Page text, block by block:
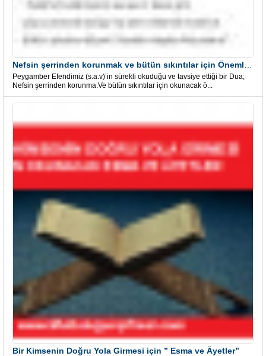
Peygamber Efendimiz (s.a.v)’in sürekli okuduğu ve tavsiye ettiği bir Dua;
Nefsin şerrinden korunma.Ve bütün sıkıntılar için okunacak ö...
Bir Kimsenin Doğru Yola Girmesi için ” Esma ve Âyetler”